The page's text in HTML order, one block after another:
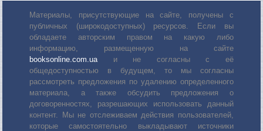
Материалы, присутствующие на сайте, получены с
публичных (широкодоступных) ресурсов. Если вы
обладаете авторским правом на какую либо
информацию, размещенную на сайте
booksonline.com.ua и не согласны с её
общедоступностью в будущем, то мы согласны
рассмотреть предложения по удалению определенного
материала, а также обсудить предложения о
договоренностях, разрешающих использовать данный
контент. Мы не отслеживаем действия пользователей,
которые самостоятельно выкладывают источники